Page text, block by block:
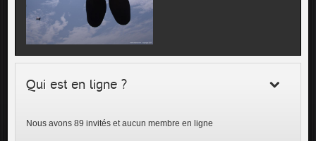
Qui est en ligne ?
Nous avons 89 invités et aucun membre en ligne